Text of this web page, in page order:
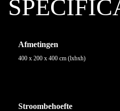
Afmetingen
400 x 200 x 400 cm (lxbxh)
Stroombehoefte